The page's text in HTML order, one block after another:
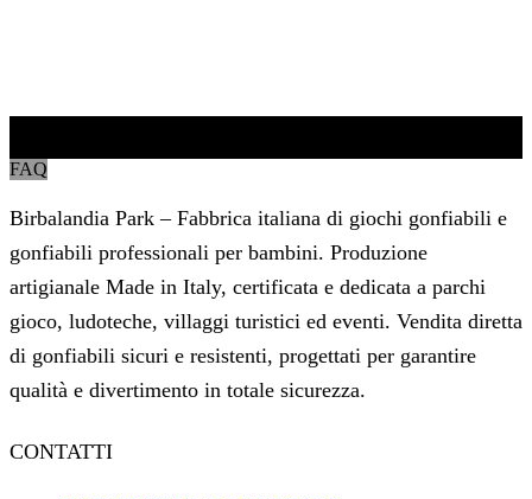
FAQ
Birbalandia Park – Fabbrica italiana di giochi gonfiabili e
gonfiabili professionali per bambini. Produzione
artigianale Made in Italy, certificata e dedicata a parchi
gioco, ludoteche, villaggi turistici ed eventi. Vendita diretta
di gonfiabili sicuri e resistenti, progettati per garantire
qualità e divertimento in totale sicurezza.
CONTATTI